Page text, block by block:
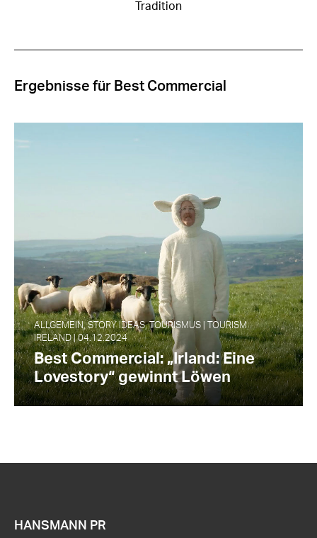
Tradition
Ergebnisse für Best Commercial
ALLGEMEIN, STORY IDEAS, TOURISMUS | TOURISM
IRELAND | 04.12.2024
Best Commercial: „Irland: Eine
Lovestory“ gewinnt Löwen
HANSMANN PR